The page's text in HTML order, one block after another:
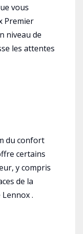
vous
Premier
niveau de
les attentes
du confort
certains
y compris
de la
.